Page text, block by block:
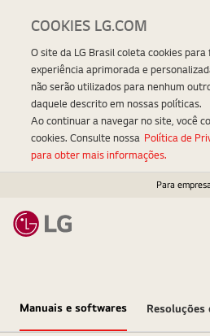
Para
Manuais e softwares Resoluções
COOKIES LG.COM
O site da LG Brasil coleta cookies
experiência aprimorada e
não serão utilizados para nenhum
daquele descrito em nossas políticas.
Ao continuar a navegar no site, você
cookies. Consulte nossa Política de
para obter mais informações.